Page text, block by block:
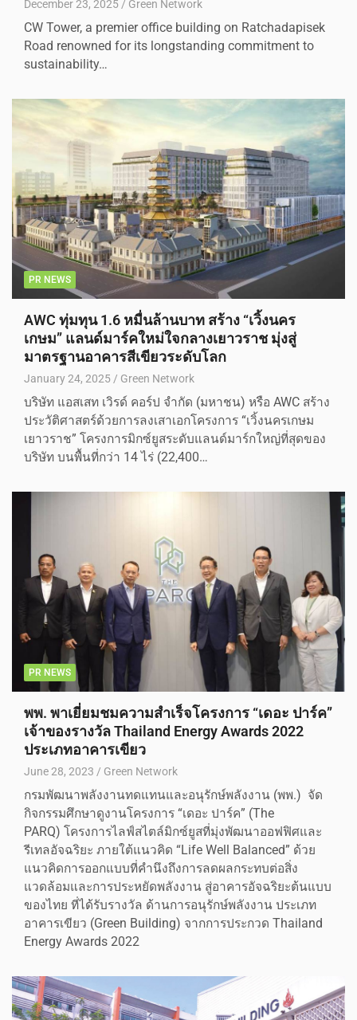
December 23, 2025 Green Network
CW Tower, a premier office building on Ratchadapisek
Road renowned for its longstanding commitment to
sustainability…
PR NEWS
AWC ทุ่มทุน 1.6 หมื่นล้านบาท สร้าง “เวิ้งนคร
เกษม” แลนด์มาร์คใหม่ใจกลางเยาวราช มุ่งสู่
มาตรฐานอาคารสีเขียวระดับโลก
January 24, 2025 Green Network
บริษัท แอสเสท เวิรด์ คอร์ป จำกัด (มหาชน) หรือ AWC สร้าง
ประวัติศาสตร์ด้วยการลงเสาเอกโครงการ “เวิ้งนครเกษม
เยาวราช” โครงการมิกซ์ยูสระดับแลนด์มาร์กใหญ่ที่สุดของ
บริษัท บนพื้นที่กว่า 14 ไร่ (22,400…
PR NEWS
พพ. พาเยี่ยมชมความสำเร็จโครงการ “เดอะ ปาร์ค”
เจ้าของรางวัล Thailand Energy Awards 2022
ประเภทอาคารเขียว
June 28, 2023 Green Network
กรมพัฒนาพลังงานทดแทนและอนุรักษ์พลังงาน (พพ.) จัด
กิจกรรมศึกษาดูงานโครงการ “เดอะ ปาร์ค” (The
PARQ) โครงการไลฟ์สไตล์มิกซ์ยูสที่มุ่งพัฒนาออฟฟิศและ
รีเทลอัจฉริยะ ภายใต้แนวคิด “Life Well Balanced” ด้วย
แนวคิดการออกแบบที่คำนึงถึงการลดผลกระทบต่อสิ่ง
แวดล้อมและการประหยัดพลังงาน สู่อาคารอัจฉริยะต้นแบบ
ของไทย ที่ได้รับรางวัล ด้านการอนุรักษ์พลังงาน ประเภท
อาคารเขียว (Green Building) จากการประกวด Thailand
Energy Awards 2022